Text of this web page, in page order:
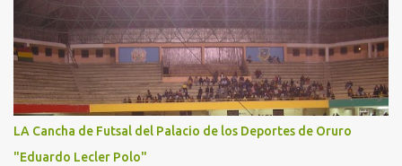
LA Cancha de Futsal del Palacio de los Deportes de Oruro
"Eduardo Lecler Polo"